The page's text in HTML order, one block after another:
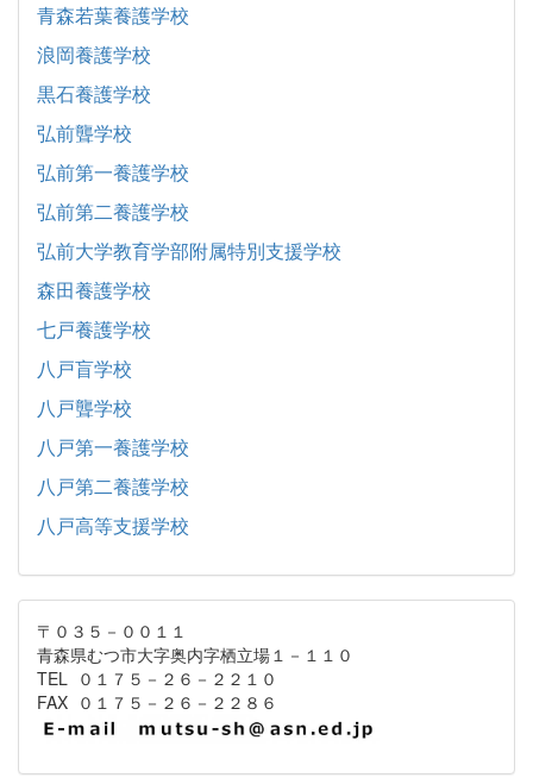
青森若葉養護学校
浪岡養護学校
黒石養護学校
弘前聾学校
弘前第一養護学校
弘前第二養護学校
弘前大学教育学部附属特別支援学校
森田養護学校
七戸養護学校
八戸盲学校
八戸聾学校
八戸第一養護学校
八戸第二養護学校
八戸高等支援学校
〒０３５－００１１
青森県むつ市大字奥内字栖立場１－１１０
TEL ０１７５－２６－２２１０
FAX ０１７５－２６－２２８６